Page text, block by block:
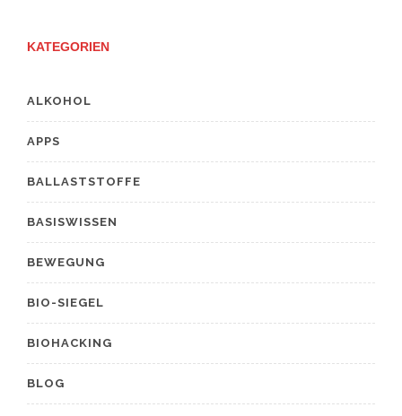
KATEGORIEN
ALKOHOL
APPS
BALLASTSTOFFE
BASISWISSEN
BEWEGUNG
BIO-SIEGEL
BIOHACKING
BLOG